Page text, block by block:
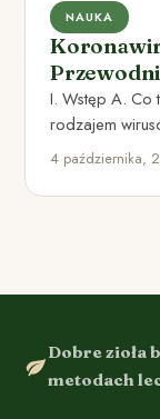
NAUKA
I. Wstęp A. Co
rodzajem
powodować
4 października,
Dobre zioła
metodach